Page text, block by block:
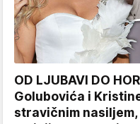
OD LJUBAVI DO
Golubovića i
stravičnim